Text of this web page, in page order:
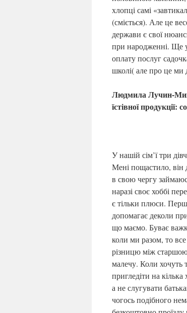
хлопці самі
(сміється). Але це
держави є свої
при народженні. Ще
оплату послуг
школі( але про це ми
Людмила Лучин-
їстівної
У нашій сім’ї три
Мені пощастило, він
в свою чергу
наразі своє хоббі
є тільки плюси.
допомагає деколи
що маємо. Буває
коли ми разом, то
різницю між
малечу. Коли хочуть
пригледіти на
а не слугувати
чогось подібного